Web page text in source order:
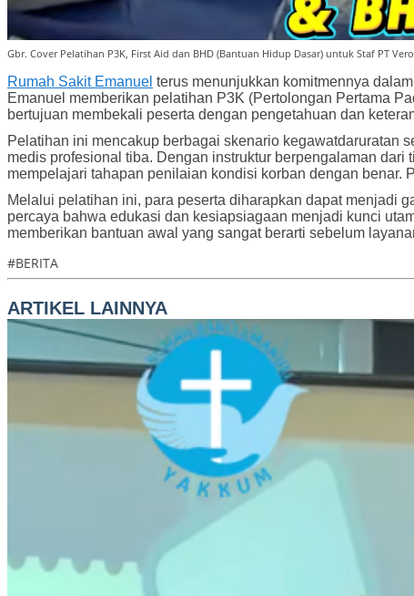
Gbr. Cover Pelatihan P3K, First Aid dan BHD (Bantuan Hidup Dasar) untuk Staf PT
Rumah Sakit Emanuel terus menunjukkan komitmennya
Emanuel memberikan pelatihan P3K (Pertolongan Pertama
bertujuan membekali peserta dengan pengetahuan dan
Pelatihan ini mencakup berbagai skenario kegawatdaruratan
medis profesional tiba. Dengan instruktur berpengalaman
mempelajari tahapan penilaian kondisi korban dengan benar.
Melalui pelatihan ini, para peserta diharapkan dapat menjadi
percaya bahwa edukasi dan kesiapsiagaan menjadi kunci
memberikan bantuan awal yang sangat berarti sebelum
#BERITA
ARTIKEL LAINNYA